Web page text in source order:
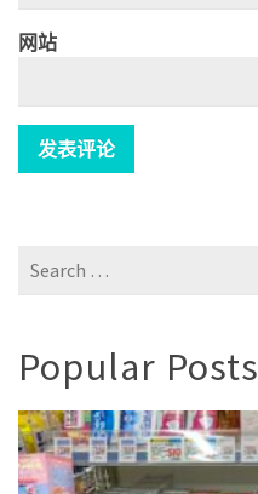
网站
Search
Popular Posts